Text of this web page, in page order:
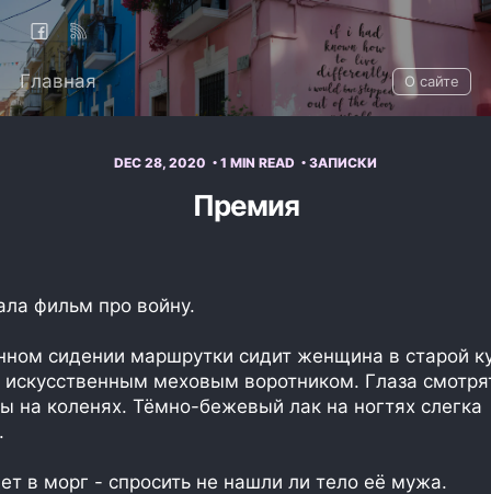
Главная О сайте
DEC 28, 2020 1 MIN READ ЗАПИСКИ
Премия
фильм про войну.
сидении маршрутки сидит женщина в старой
меховым воротником. Глаза
на коленях. Тёмно-бежевый лак на ногтях слегка
в морг - спросить не нашли ли тело её мужа.